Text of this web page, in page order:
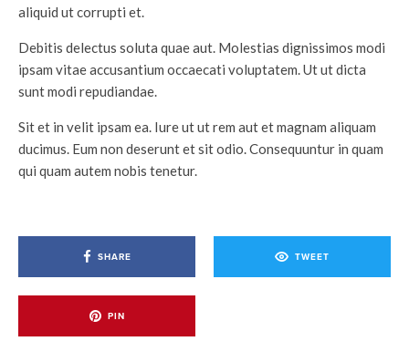
aliquid ut corrupti et.
Debitis delectus soluta quae aut. Molestias dignissimos modi
ipsam vitae accusantium occaecati voluptatem. Ut ut dicta
sunt modi repudiandae.
Sit et in velit ipsam ea. Iure ut ut rem aut et magnam aliquam
ducimus. Eum non deserunt et sit odio. Consequuntur in quam
qui quam autem nobis tenetur.
SHARE TWEET
PIN